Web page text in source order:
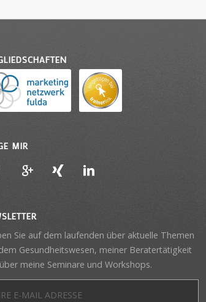
MIR
Sie auf dem laufenden über aktuelle Themen
Gesundheitswesen, meiner Beratertätigkeit
meine Seminare und Workshops.